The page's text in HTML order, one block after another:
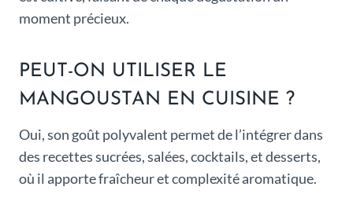
moment précieux.
PEUT-ON UTILISER LE
MANGOUSTAN EN CUISINE ?
Oui, son goût polyvalent permet de l’intégrer dans
des recettes sucrées, salées, cocktails, et desserts,
où il apporte fraîcheur et complexité aromatique.